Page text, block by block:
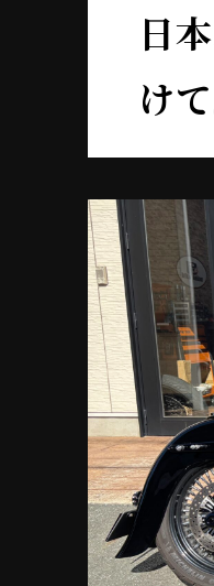
日
けて